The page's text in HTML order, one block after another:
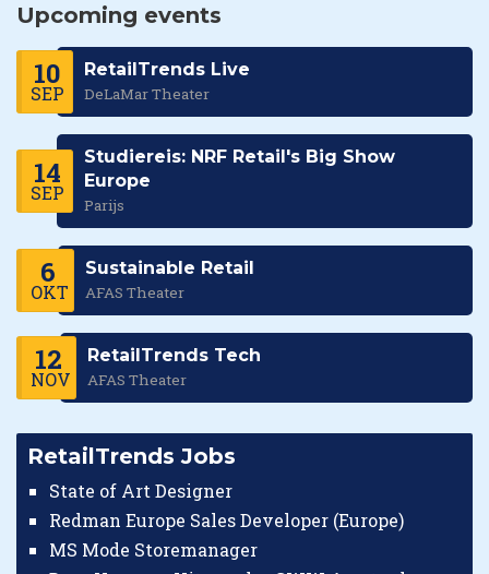
Upcoming events
10
SEP
RetailTrends Live
DeLaMar Theater
14
SEP
Studiereis: NRF Retail's Big Show
Europe
Parijs
6
OKT
Sustainable Retail
AFAS Theater
12
NOV
RetailTrends Tech
AFAS Theater
RetailTrends Jobs
State of Art Designer
Redman Europe Sales Developer (Europe)
MS Mode Storemanager